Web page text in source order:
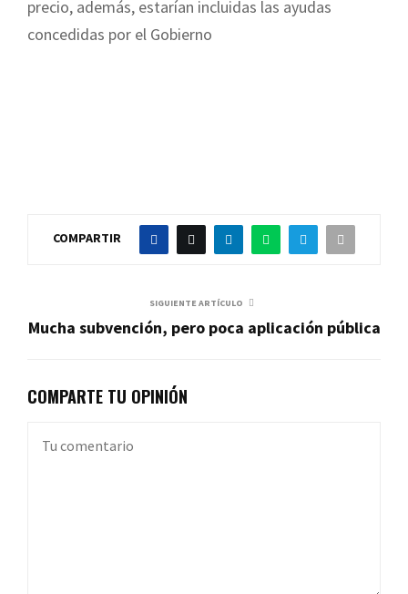
precio, además, estarían incluidas las ayudas
concedidas por el Gobierno
COMPARTIR
SIGUIENTE ARTÍCULO
Mucha subvención, pero poca aplicación pública
COMPARTE TU OPINIÓN